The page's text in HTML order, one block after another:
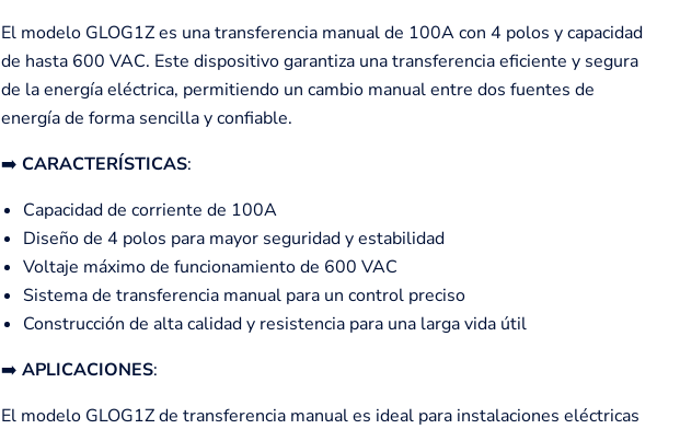
El modelo GLOG1Z es una transferencia manual de 100A con 4 polos y capacidad
de hasta 600 VAC. Este dispositivo garantiza una transferencia eficiente y segura
de la energía eléctrica, permitiendo un cambio manual entre dos fuentes de
energía de forma sencilla y confiable.
➡️ CARACTERÍSTICAS:
Capacidad de corriente de 100A
Diseño de 4 polos para mayor seguridad y estabilidad
Voltaje máximo de funcionamiento de 600 VAC
Sistema de transferencia manual para un control preciso
Construcción de alta calidad y resistencia para una larga vida útil
➡️ APLICACIONES:
El modelo GLOG1Z de transferencia manual es ideal para instalaciones eléctricas